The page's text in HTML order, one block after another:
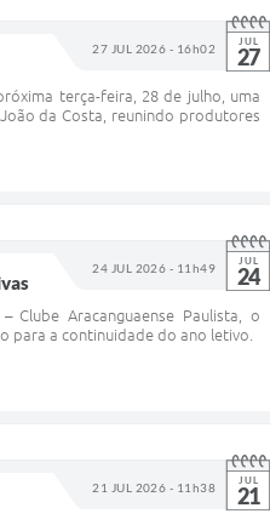
27 JUL 2026 - 16h02 JUL
27
terça-feira, 28 de julho, uma
da Costa, reunindo produtores
24 JUL 2026 - 11h49 JUL
24
Clube Aracanguaense Paulista, o
para a continuidade do ano letivo.
21 JUL 2026 - 11h38 JUL
21